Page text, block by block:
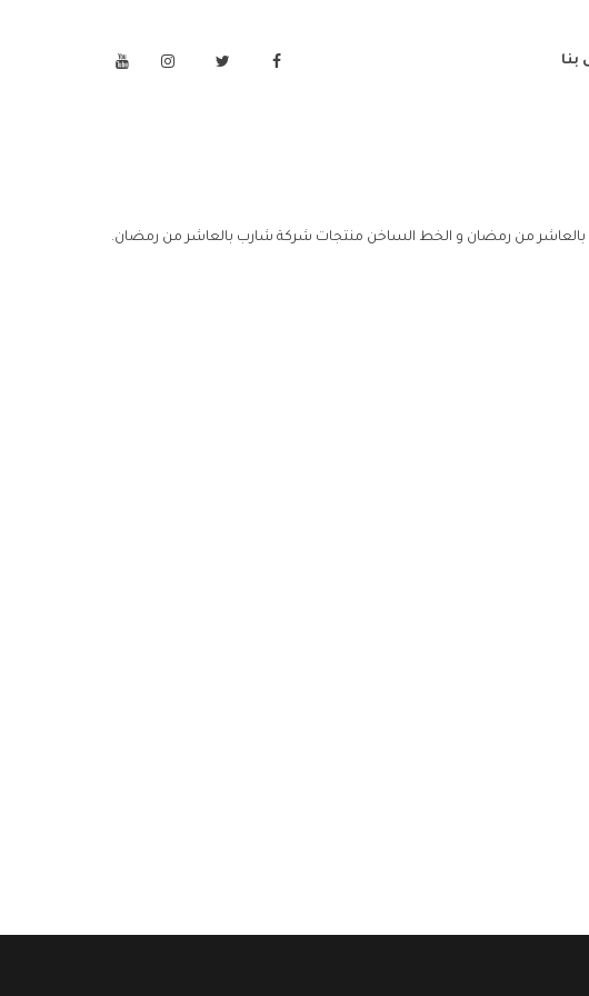
بنا
من رمضان و الخط الساخن منتجات شركة شارب بالعاشر من رمضان.